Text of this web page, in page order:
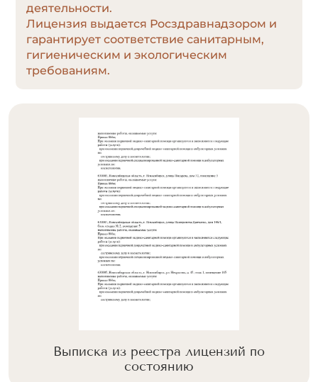
деятельности.
Лицензия выдается Росздравнадзором и
гарантирует соответствие санитарным,
гигиеническим и экологическим
требованиям.
Выписка из реестра лицензий по
состоянию